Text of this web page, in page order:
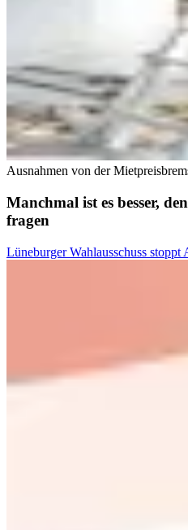
Ausnahmen von der
Manchmal ist es besser,
fragen
Lüneburger Wahlausschuss